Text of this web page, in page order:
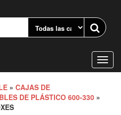
» CAJAS DE
DE PLÁSTICO 600-330 »